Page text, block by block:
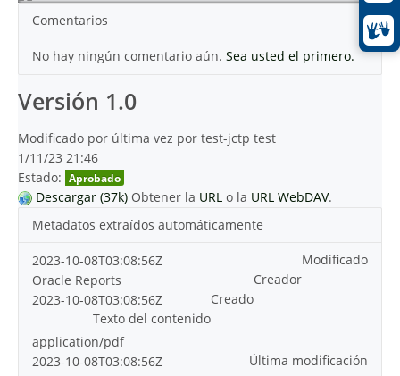
Comentarios
No hay ningún comentario aún. Sea usted el primero.
Versión 1.0
Modificado por última vez por test-jctp test
1/11/23 21:46
Estado: Aprobado
Descargar (37k) Obtener la URL o la URL WebDAV.
Metadatos extraídos automáticamente
Modificado
2023-10-08T03:08:56Z
Creador
Oracle Reports
Creado
2023-10-08T03:08:56Z
Texto del contenido
application/pdf
Última modificación
2023-10-08T03:08:56Z